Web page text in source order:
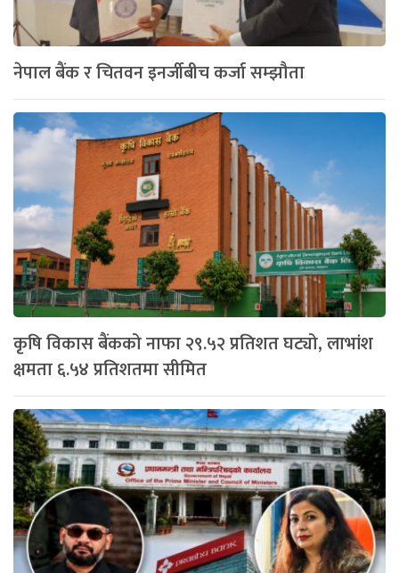
नेपाल बैंक र चितवन इनर्जीबीच कर्जा सम्झौता
कृषि विकास बैंकको नाफा २९.५२ प्रतिशत घट्यो, लाभांश
क्षमता ६.५४ प्रतिशतमा सीमित